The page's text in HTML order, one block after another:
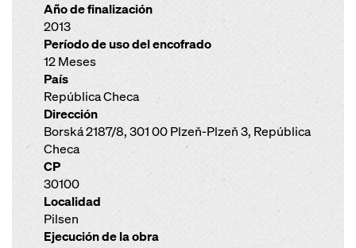
Año de finalización
2013
Período de uso del encofrado
12 Meses
País
República Checa
Dirección
Borská 2187/8, 301 00 Plzeň-Plzeň 3, República
Checa
CP
30100
Localidad
Pilsen
Ejecución de la obra